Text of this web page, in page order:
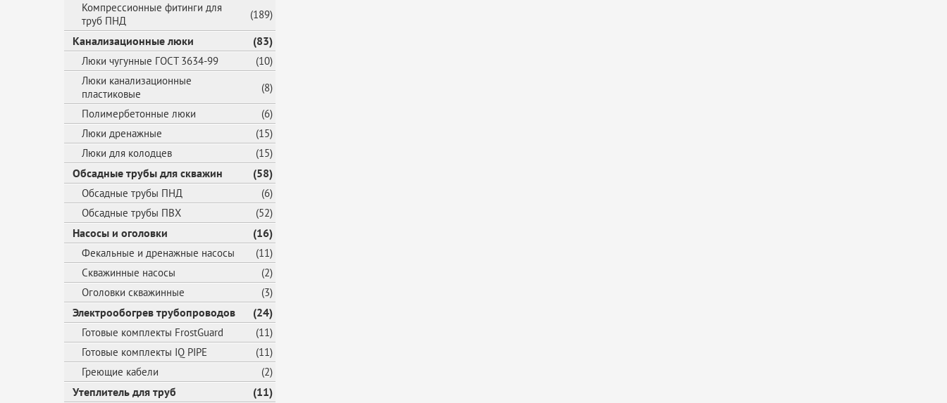
Компрессионные фитинги для
труб ПНД
(189)
Канализационные люки (83)
Люки чугунные ГОСТ 3634-99
(10)
Люки канализационные
пластиковые
(8)
Полимербетонные люки
(6)
Люки дренажные
(15)
Люки для колодцев
(15)
Обсадные трубы для скважин (58)
Обсадные трубы ПНД
(6)
Обсадные трубы ПВХ
(52)
Насосы и оголовки (16)
Фекальные и дренажные насосы
(11)
Скважинные насосы
(2)
Оголовки скважинные
(3)
Электрообогрев трубопроводов (24)
Готовые комплекты FrostGuard
(11)
Готовые комплекты IQ PIPE
(11)
Греющие кабели
(2)
Утеплитель для труб (11)